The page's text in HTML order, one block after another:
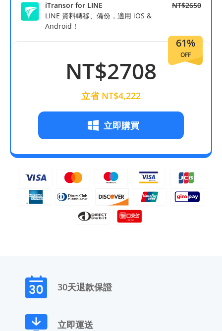
iTransor for LINE
LINE 資料轉移、備份，適用 iOS &
Android！
NT$2650
61%
OFF
NT$2708
立省 NT$4,222
立即購買
30天退款保證
立即運送